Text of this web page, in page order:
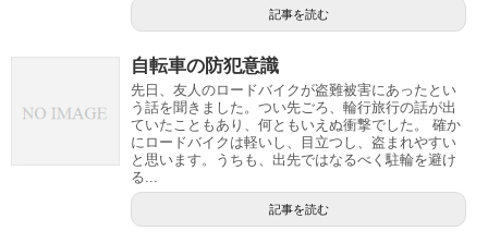
記事を読む
自転車の防犯意識
先日、友人のロードバイクが盗難被害にあったとい
う話を聞きました。つい先ごろ、輪行旅行の話が出
ていたこともあり、何ともいえぬ衝撃でした。 確か
にロードバイクは軽いし、目立つし、盗まれやすい
と思います。うちも、出先ではなるべく駐輪を避け
る...
記事を読む